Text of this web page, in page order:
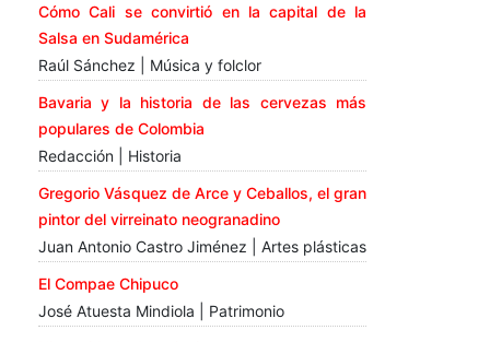
Cómo Cali se convirtió en la capital de la
Salsa en Sudamérica
Raúl Sánchez | Música y folclor
Bavaria y la historia de las cervezas más
populares de Colombia
Redacción | Historia
Gregorio Vásquez de Arce y Ceballos, el gran
pintor del virreinato neogranadino
Juan Antonio Castro Jiménez | Artes plásticas
El Compae Chipuco
José Atuesta Mindiola | Patrimonio